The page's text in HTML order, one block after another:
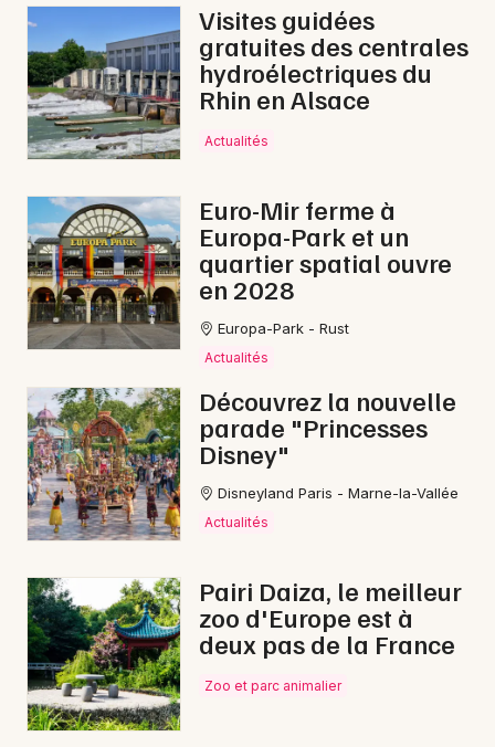
Visites guidées
gratuites des centrales
hydroélectriques du
Rhin en Alsace
Actualités
Euro-Mir ferme à
Europa-Park et un
quartier spatial ouvre
en 2028
Europa-Park - Rust
Actualités
Découvrez la nouvelle
parade "Princesses
Disney"
Disneyland Paris - Marne-la-Vallée
Actualités
Pairi Daiza, le meilleur
zoo d'Europe est à
deux pas de la France
Zoo et parc animalier